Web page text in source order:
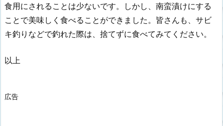
食用にされることは少ないです。しかし、南蛮漬けにする
ことで美味しく食べることができました。皆さんも、サビ
キ釣りなどで釣れた際は、捨てずに食べてみてください。
以上
広告